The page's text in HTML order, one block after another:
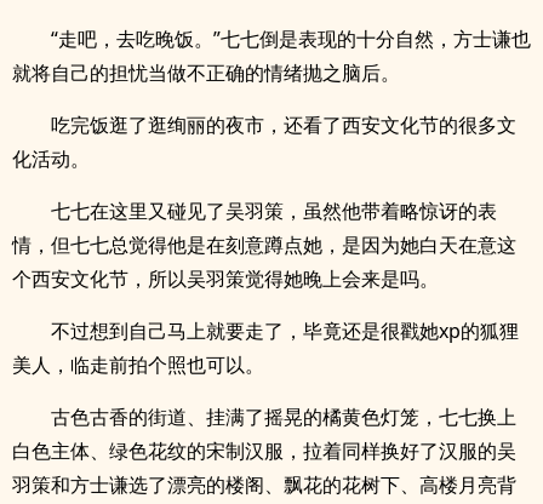
“走吧，去吃晚饭。”七七倒是表现的十分自然，方士谦也
就将自己的担忧当做不正确的情绪抛之脑后。
吃完饭逛了逛绚丽的夜市，还看了西安文化节的很多文
化活动。
七七在这里又碰见了吴羽策，虽然他带着略惊讶的表
情，但七七总觉得他是在刻意蹲点她，是因为她白天在意这
个西安文化节，所以吴羽策觉得她晚上会来是吗。
不过想到自己马上就要走了，毕竟还是很戳她xp的狐狸
美人，临走前拍个照也可以。
古色古香的街道、挂满了摇晃的橘黄色灯笼，七七换上
白色主体、绿色花纹的宋制汉服，拉着同样换好了汉服的吴
羽策和方士谦选了漂亮的楼阁、飘花的花树下、高楼月亮背